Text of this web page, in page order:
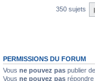
350 sujets
PERMISSIONS DU FORUM
Vous ne pouvez pas publier
Vous ne pouvez pas